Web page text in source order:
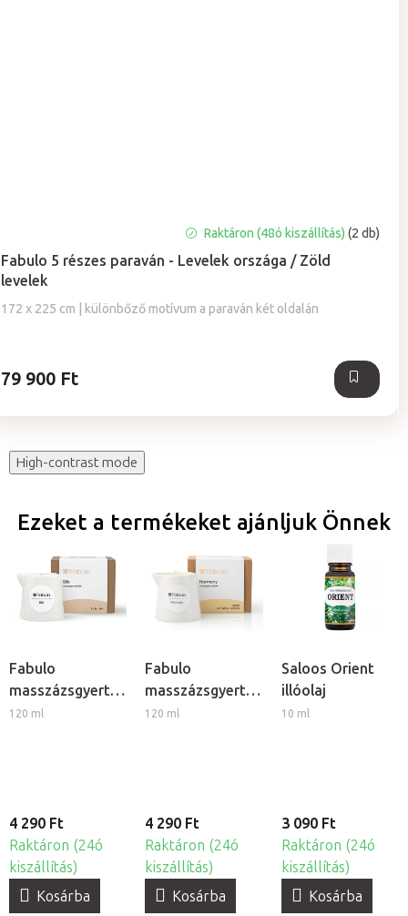
Fabulo 5 részes paraván - Levelek országa / Zöld
levelek
172 x 225 cm | különbőző motívum a paraván két oldalán
termék
átlagos
értékelése
5-
Raktáron (48ó kiszállítás)(2 db)
79 900 Ft
High-contrast mode
Ezeket a termékeket ajánljuk Önnek
Fabulo
masszázsgyertya
- Indiai selyem
120 ml
4 290 Ft
Raktáron (24ó
kiszállítás)
Kosárba
Fabulo
masszázsgyertya
- Harmónia
120 ml
4 290 Ft
Raktáron (24ó
kiszállítás)
Kosárba
Saloos Orient
illóolaj
10 ml
3 090 Ft
Raktáron (24ó
kiszállítás)
Kosárba